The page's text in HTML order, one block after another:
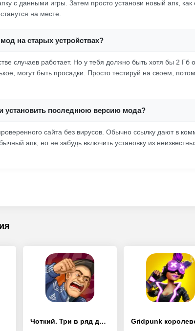
с данными игры. Затем просто установи новый апк,
на месте.
на старых устройствах?
случаев работает. Но у тебя должно быть хотя бы 2 Гб
могут быть просадки. Просто тестируй на своем,
и установить последнюю версию мода?
сайта без вирусов. Обычно ссылку дают в
апк, но не забудь включить установку из
Чоткий. Три в ряд для парней